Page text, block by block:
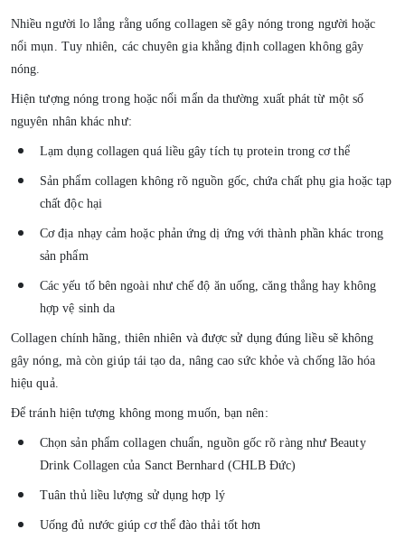
Nhiều người lo lắng rằng uống collagen sẽ gây nóng trong người hoặc
nổi mụn. Tuy nhiên, các chuyên gia khẳng định collagen không gây
nóng.
Hiện tượng nóng trong hoặc nổi mẩn da thường xuất phát từ một số
nguyên nhân khác như:
Lạm dụng collagen quá liều gây tích tụ protein trong cơ thể
Sản phẩm collagen không rõ nguồn gốc, chứa chất phụ gia hoặc tạp
chất độc hại
Cơ địa nhạy cảm hoặc phản ứng dị ứng với thành phần khác trong
sản phẩm
Các yếu tố bên ngoài như chế độ ăn uống, căng thẳng hay không
hợp vệ sinh da
Collagen chính hãng, thiên nhiên và được sử dụng đúng liều sẽ không
gây nóng, mà còn giúp tái tạo da, nâng cao sức khỏe và chống lão hóa
hiệu quả.
Để tránh hiện tượng không mong muốn, bạn nên:
Chọn sản phẩm collagen chuẩn, nguồn gốc rõ ràng nhưBeauty
Drink Collagen của Sanct Bernhard (CHLB Đức)
Tuân thủ liều lượng sử dụng hợp lý
Uống đủ nước giúp cơ thể đào thải tốt hơn